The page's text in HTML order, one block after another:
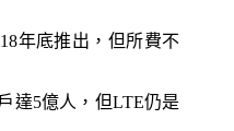
年底推出，但所費不
達5億人，但LTE仍是